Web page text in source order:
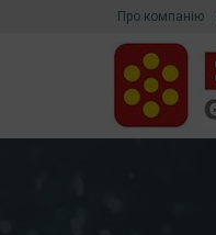
Про компанію